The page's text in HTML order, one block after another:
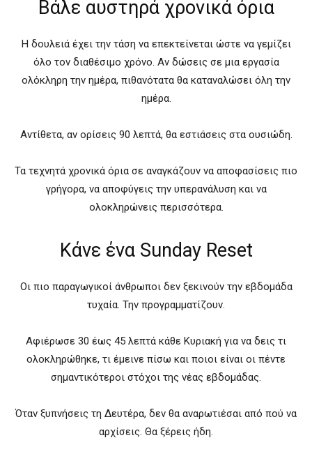
Βάλε αυστηρά χρονικά όρια
Η δουλειά έχει την τάση να επεκτείνεται ώστε να γεμίζει
όλο τον διαθέσιμο χρόνο. Αν δώσεις σε μια εργασία
ολόκληρη την ημέρα, πιθανότατα θα καταναλώσει όλη την
ημέρα.
Αντίθετα, αν ορίσεις 90 λεπτά, θα εστιάσεις στα ουσιώδη.
Τα τεχνητά χρονικά όρια σε αναγκάζουν να αποφασίσεις πιο
γρήγορα, να αποφύγεις την υπερανάλυση και να
ολοκληρώνεις περισσότερα.
Κάνε ένα Sunday Reset
Οι πιο παραγωγικοί άνθρωποι δεν ξεκινούν την εβδομάδα
τυχαία. Την προγραμματίζουν.
Αφιέρωσε 30 έως 45 λεπτά κάθε Κυριακή για να δεις τι
ολοκληρώθηκε, τι έμεινε πίσω και ποιοι είναι οι πέντε
σημαντικότεροι στόχοι της νέας εβδομάδας.
Όταν ξυπνήσεις τη Δευτέρα, δεν θα αναρωτιέσαι από πού να
αρχίσεις. Θα ξέρεις ήδη.